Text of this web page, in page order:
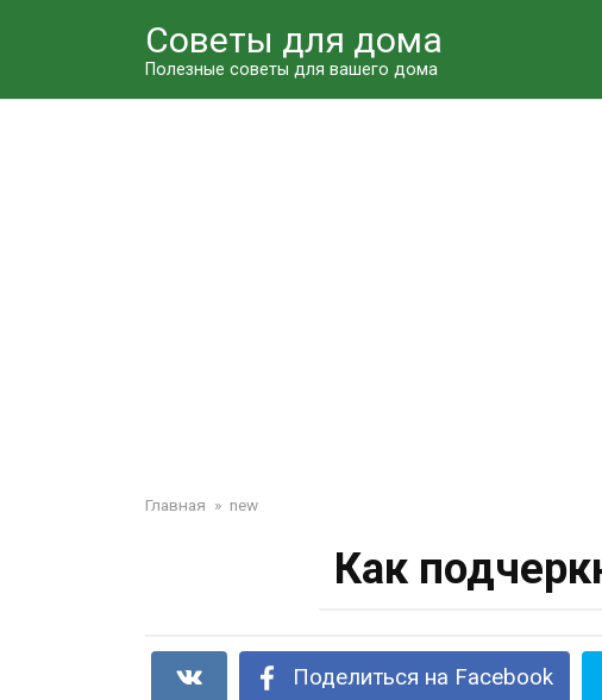
Советы для дома
Полезные советы для вашего дома
Главная » new
Как
Поделиться на Facebook